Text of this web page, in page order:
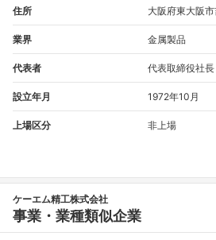
住所 大阪府東大阪
業界 金属製品
代表者 代表取締役社長
設立年月 1972年10月
上場区分 非上場
ケーエム精工株式会社
事業・業種類似企業